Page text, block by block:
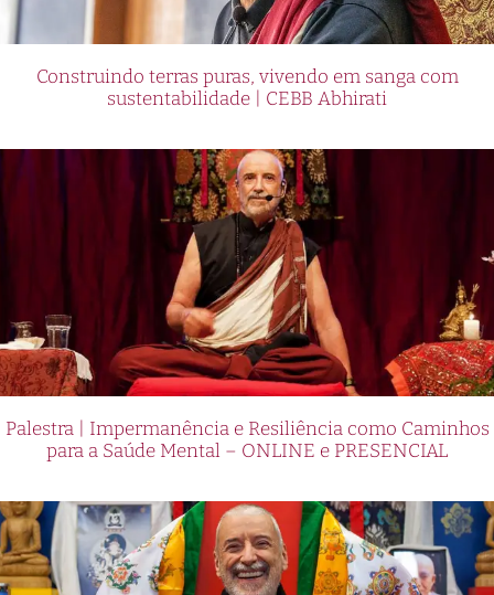
Construindo terras puras, vivendo em sanga com
sustentabilidade | CEBB Abhirati
Palestra | Impermanência e Resiliência como Caminhos
para a Saúde Mental – ONLINE e PRESENCIAL